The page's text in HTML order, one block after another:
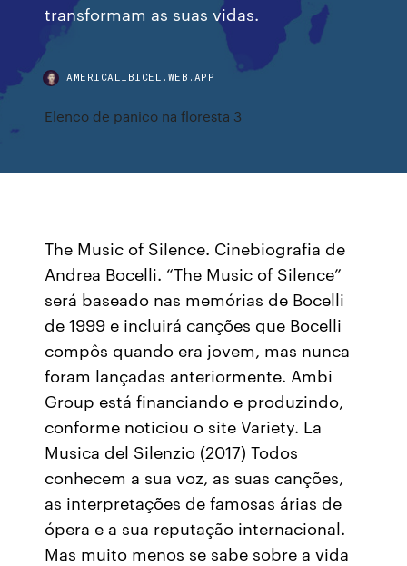
transformam as suas vidas.
AMERICALIBICEL.WEB.APP
Elenco de panico na floresta 3
The Music of Silence. Cinebiografia de
Andrea Bocelli. “The Music of Silence”
será baseado nas memórias de Bocelli
de 1999 e incluirá canções que Bocelli
compôs quando era jovem, mas nunca
foram lançadas anteriormente. Ambi
Group está financiando e produzindo,
conforme noticiou o site Variety. La
Musica del Silenzio (2017) Todos
conhecem a sua voz, as suas canções,
as interpretações de famosas árias de
ópera e a sua reputação internacional.
Mas muito menos se sabe sobre a vida